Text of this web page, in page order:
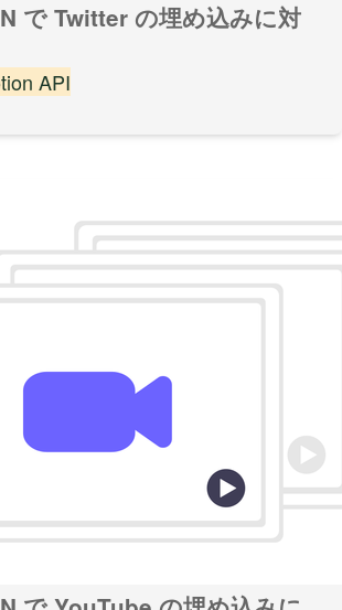
で Twitter の埋め込みに対
API